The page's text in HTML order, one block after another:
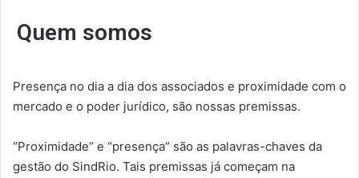
Quem somos
Presença no dia a dia dos associados e proximidade com o
mercado e o poder jurídico, são nossas premissas.
“Proximidade” e “presença” são as palavras-chaves da
gestão do SindRio. Tais premissas já começam na